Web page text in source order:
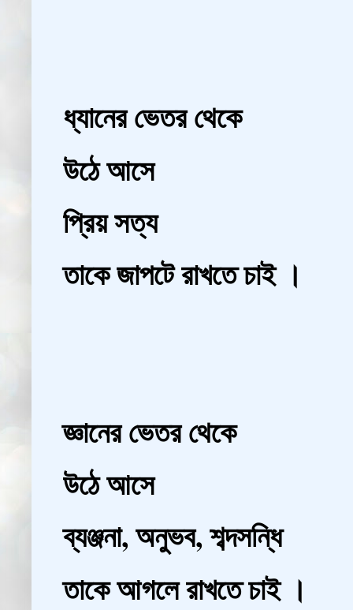
ধ্যানের ভেতর থেকে
উঠে আসে
প্রিয় সত্য
তাকে জাপটে রাখতে চাই ।
জ্ঞানের ভেতর থেকে
উঠে আসে
ব্যঞ্জনা, অনুভব, শব্দসন্ধি
তাকে আগলে রাখতে চাই ।